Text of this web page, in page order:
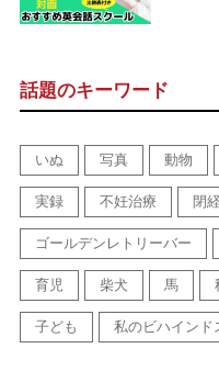
話題のキーワード
いぬ 写真 動物
実録 不妊治療 閉
ゴールデンレトリーバー
育児 柴犬 馬
子ども 私のビハインド